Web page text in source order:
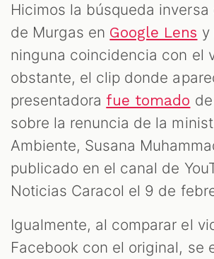
Hicimos la búsqueda
de Murgas en Google Lens y
ninguna coincidencia con el
obstante, el clip donde
presentadora fue tomado
sobre la renuncia de la
Ambiente, Susana
publicado en el canal de
Noticias Caracol el 9 de
Igualmente, al comparar el
Facebook con el original, se